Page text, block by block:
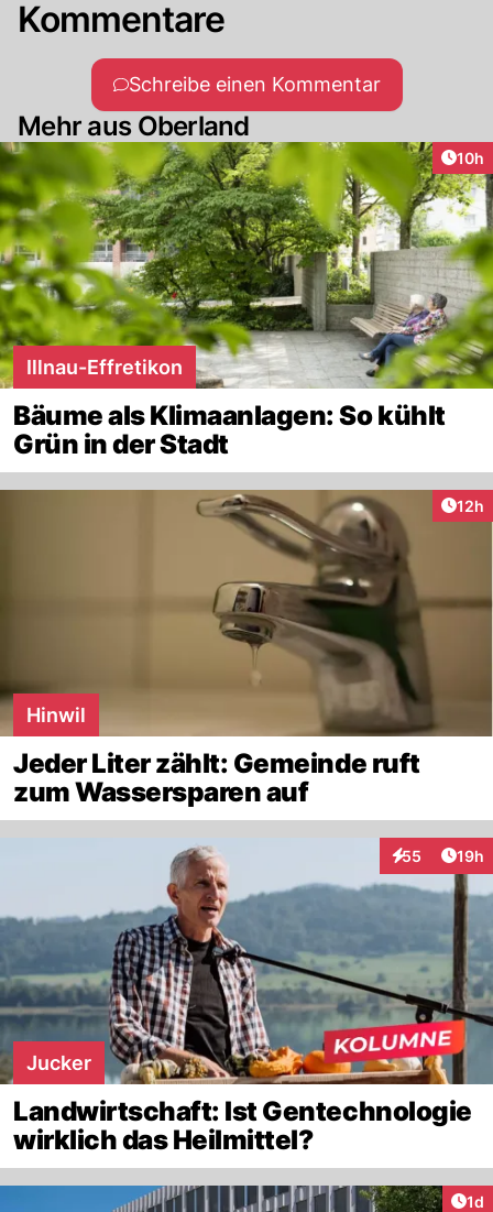
Kommentare
Schreibe einen Kommentar
Mehr aus Oberland
10h
Illnau-Effretikon
Bäume als Klimaanlagen: So kühlt
Grün in der Stadt
12h
Hinwil
Jeder Liter zählt: Gemeinde ruft
zum Wassersparen auf
55
Interaktionen
19h
Jucker
Landwirtschaft: Ist Gentechnologie
wirklich das Heilmittel?
1d